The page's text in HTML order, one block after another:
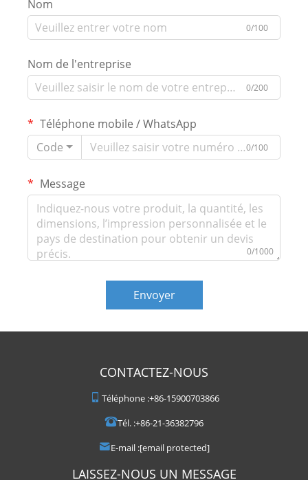
Nom
0/100
Nom de l'entreprise
0/200
Téléphone mobile / WhatsApp
Code
0/100
Message
0/1000
Envoyer
CONTACTEZ-NOUS
Téléphone :+86-15900703866
Tél. :+86-21-36382796
E-mail :[email protected]
LAISSEZ-NOUS UN MESSAGE